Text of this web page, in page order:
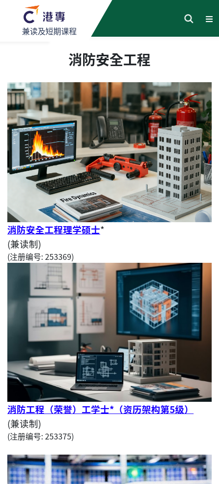
兼读及短期课程
消防安全工程
消防安全工程理学硕士*
(兼读制)
(注册编号: 253369)
消防工程（荣誉）工学士* （资历架构第5级）
(兼读制)
(注册编号: 253375)